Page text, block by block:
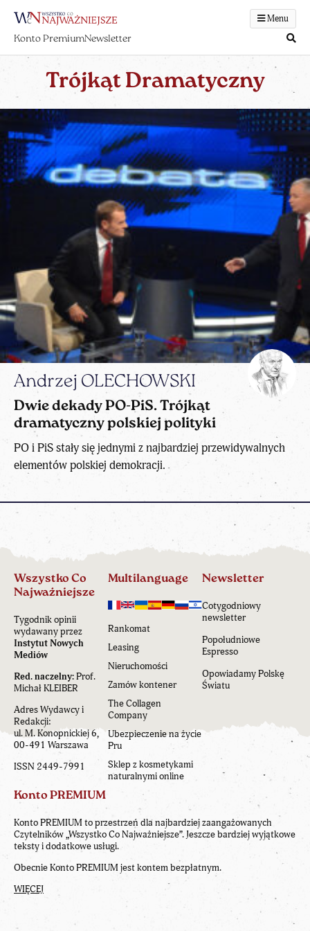
Menu
Konto PremiumNewsletter
Trójkąt Dramatyczny
Andrzej OLECHOWSKI
Dwie dekady PO-PiS. Trójkąt
dramatyczny polskiej polityki
PO i PiS stały się jednymi z najbardziej przewidywalnych
elementów polskiej demokracji.
Wszystko Co
Najważniejsze
Tygodnik opinii
wydawany przez
Instytut Nowych
Mediów
Red. naczelny:Prof.
Michał KLEIBER
Adres Wydawcy i
Redakcji:
ul. M. Konopnickiej 6,
00-491 Warszawa
ISSN 2449-7991
Multilanguage
Rankomat
Leasing
Nieruchomości
Zamów kontener
The Collagen
Company
Ubezpieczenie na życie
Pru
Sklep z kosmetykami
naturalnymi online
Newsletter
Cotygodniowy
newsletter
Popołudniowe
Espresso
Opowiadamy Polskę
Światu
Konto PREMIUM
Konto PREMIUM to przestrzeń dla najbardziej zaangażowanych
Czytelników „Wszystko Co Najważniejsze”. Jeszcze bardziej wyjątkowe
teksty i dodatkowe usługi.
Obecnie Konto PREMIUM jest kontem bezpłatnym.
WIĘCEJ